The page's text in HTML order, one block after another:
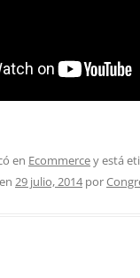
en Ecommercey está
en 29 julio, 2014por